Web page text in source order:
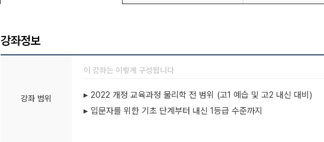
강좌정보
강좌 범위
이 강좌는 이렇게 구성됩니다
▸ 2022 개정 교육과정 물리학 전 범위 (고1 예습 및 고2 내신 대비)
▸ 입문자를 위한 기초 단계부터 내신 1등급 수준까지